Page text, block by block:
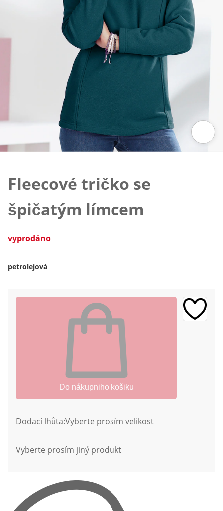
Fleecové tričko se
špičatým límcem
vyprodáno
petrolejová
Do nákupniho košiku
Dodací lhůta:Vyberte prosím velikost
Vyberte prosím jiný produkt